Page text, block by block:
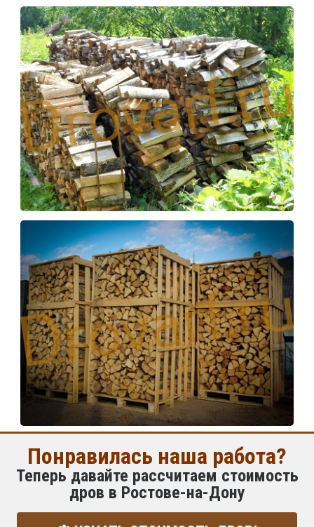
Понравилась наша работа?
Теперь давайте рассчитаем стоимость
дров в Ростове-на-Дону